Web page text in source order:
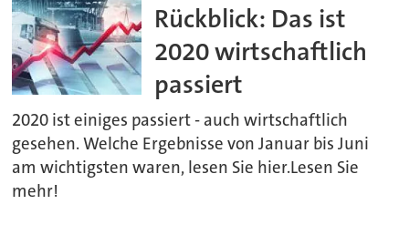
Rückblick: Das ist
2020 wirtschaftlich
passiert
2020 ist einiges passiert - auch wirtschaftlich
gesehen. Welche Ergebnisse von Januar bis Juni
am wichtigsten waren, lesen Sie hier.Lesen Sie
mehr!